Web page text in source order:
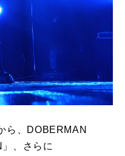
ら、DOBERMAN
、さらに